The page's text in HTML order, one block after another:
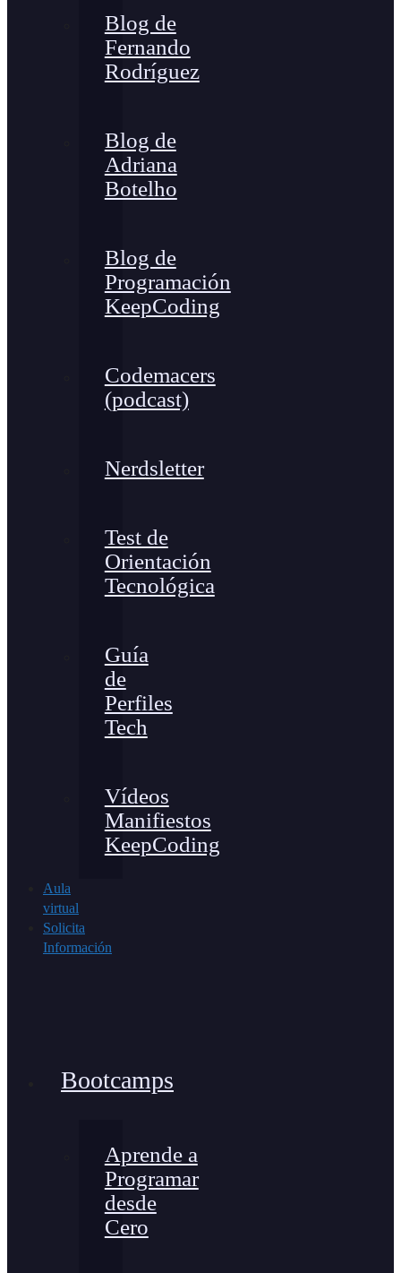
Blog de
Fernando
Rodríguez
Blog de
Adriana
Botelho
Blog de
Programación
KeepCoding
Codemacers
(podcast)
Nerdsletter
Test de
Orientación
Tecnológica
Guía
de
Perfiles
Tech
Vídeos
Manifiestos
KeepCoding
Aula
virtual
Solicita
Información
Bootcamps
Aprende a
Programar
desde
Cero